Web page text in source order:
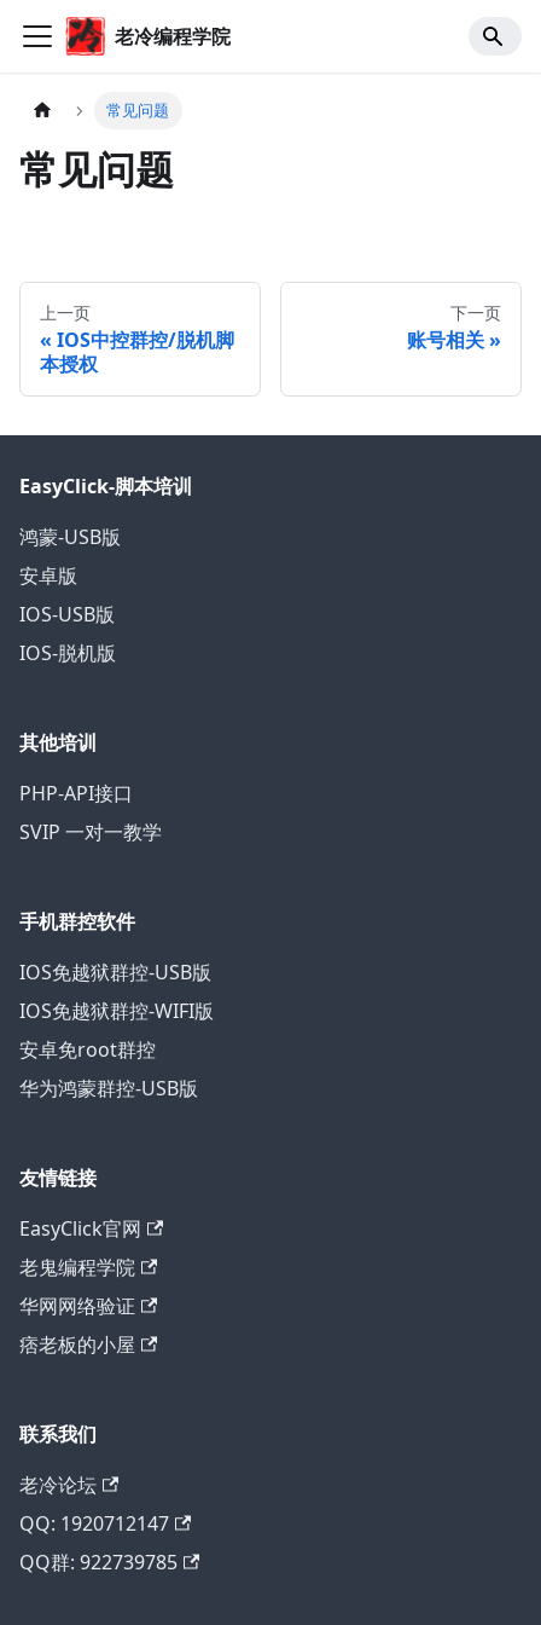
老冷编程学院
常见问题
常见问题
上一页
IOS中控群控/脱机脚
本授权
下一页
账号相关
EasyClick-脚本培训
鸿蒙-USB版
安卓版
IOS-USB版
IOS-脱机版
其他培训
PHP-API接口
SVIP 一对一教学
手机群控软件
IOS免越狱群控-USB版
IOS免越狱群控-WIFI版
安卓免root群控
华为鸿蒙群控-USB版
友情链接
EasyClick官网
老鬼编程学院
华网网络验证
痞老板的小屋
联系我们
老冷论坛
QQ: 1920712147
QQ群: 922739785